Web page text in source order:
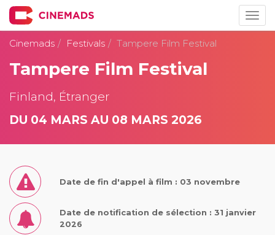
Cinemads
Festivals Tampere Film Festival
Tampere Film Festival
Finland, Étranger
DU 04 MARS AU 08 MARS 2026
Date de fin d'appel à film : 03 novembre
Date de notification de sélection : 31 janvier
2026